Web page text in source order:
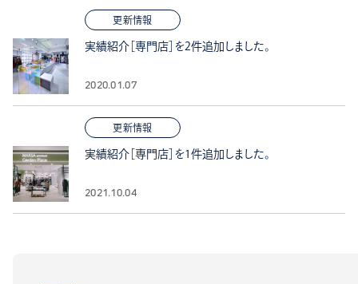
更新情報
実績紹介［専門店］を2件追加しました。
2020.01.07
更新情報
実績紹介［専門店］を1件追加しました。
2021.10.04